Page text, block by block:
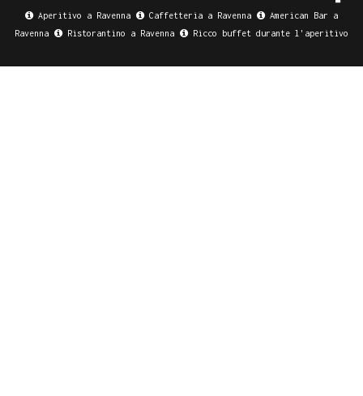
Aperitivo a Ravenna Caffetteria a Ravenna
American Bar a
Ravenna
Ristorantino a Ravenna Ricco buffet durante l'aperitivo